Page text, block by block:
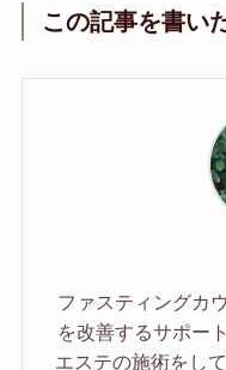
この記事を書い
ファスティングカ
を改善するサポー
エステの施術をし